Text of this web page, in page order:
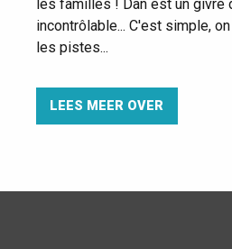
les familles ! Dan est un givré
incontrôlable... C'est simple,
les pistes...
LEES MEER OVER